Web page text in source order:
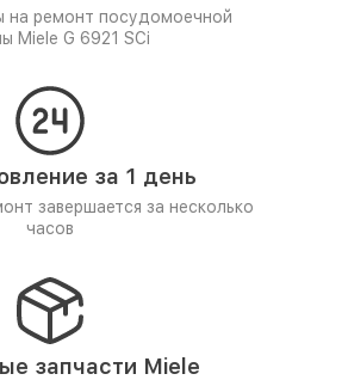
на ремонт посудомоечной
Miele G 6921 SCi
за 1 день
завершается за несколько
часов
запчасти Miele